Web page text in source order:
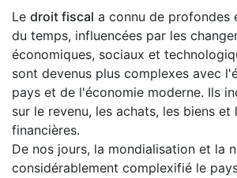
Le droit fiscal a connu de profondes
du temps, influencées par les
économiques, sociaux et
sont devenus plus complexes avec
pays et de l'économie moderne. Ils
sur le revenu, les achats, les biens et
financières.
De nos jours, la mondialisation et la
considérablement complexifié le